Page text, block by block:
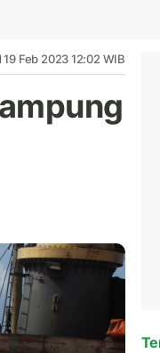
19 Feb 2023 12:02 WIB